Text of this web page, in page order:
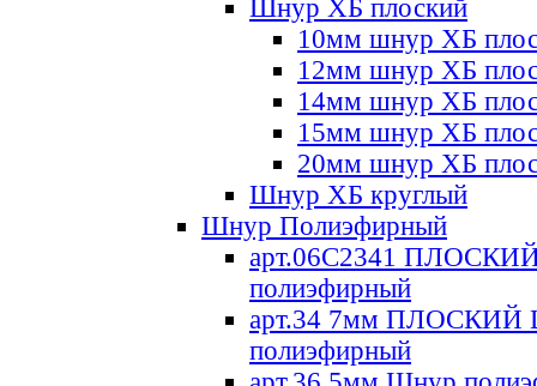
Шнур ХБ плоский
10мм шнур ХБ
12мм шнур ХБ
14мм шнур ХБ
15мм шнур ХБ
20мм шнур ХБ
Шнур ХБ круглый
Шнур Полиэфирный
арт.06С2341
полиэфирный
арт.34 7мм ПЛОСКИЙ
полиэфирный